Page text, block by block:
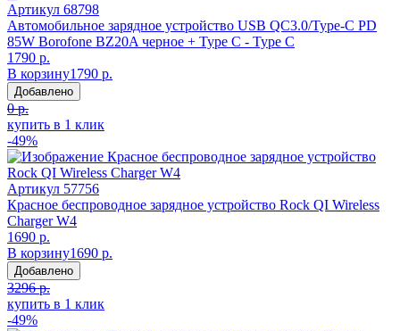
Артикул 68798
Автомобильное зарядное устройство USB QC3.0/Type-C PD
85W Borofone BZ20A черное + Type C - Type C
1790 р.
В корзину1790 р.
Добавлено
0 р.
купить в 1 клик
-49%
Артикул 57756
Красное беспроводное зарядное устройство Rock QI Wireless
Charger W4
1690 р.
В корзину1690 р.
Добавлено
3296 р.
купить в 1 клик
-49%